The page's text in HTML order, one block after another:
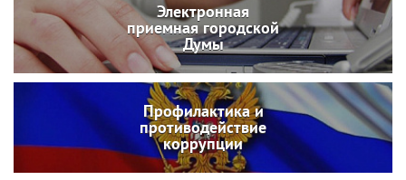
Электронная
приемная городской
Думы
Профилактика и
противодействие
коррупции